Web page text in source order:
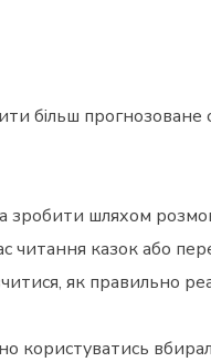
більш
шляхом
казок або
як правильно
користуватись